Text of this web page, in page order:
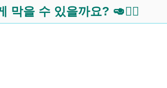
막을 수 있을까요? 🥑🏃‍♂️